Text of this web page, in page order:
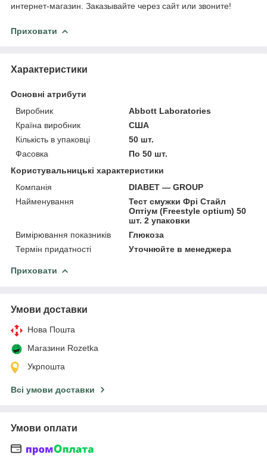
интернет-магазин. Заказывайте через сайт или звоните!
Приховати
Характеристики
Основні атрибути
Виробник
Abbott Laboratories
Країна виробник
США
Кількість в упаковці
50 шт.
Фасовка
По 50 шт.
Користувальницькі характеристики
Компанія
DIABET — GROUP
Найменування
Тест смужки Фрі Стайл
Оптіум (Freestyle optium) 50
шт. 2 упаковки
Вимірювання показників
Глюкоза
Термін придатності
Уточнюйте в менеджера
Приховати
Умови доставки
Нова Пошта
Магазини Rozetka
Укрпошта
Всі умови доставки
Умови оплати